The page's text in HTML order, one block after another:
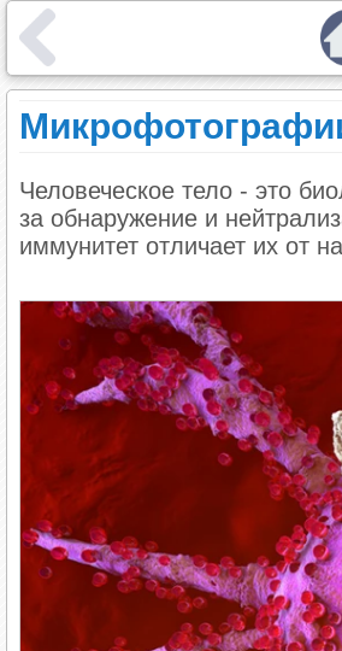
Человеческое тело - это
за обнаружение и
иммунитет отличает их от